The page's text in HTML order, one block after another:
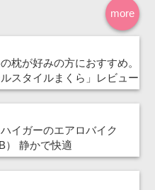
more
枕が好みの方におすすめ。
スタイルまくら」レビュー
イガーのエアロバイク
） 静かで快適